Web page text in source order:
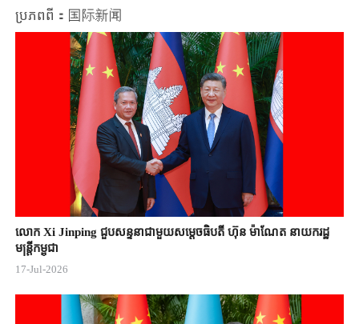
ប្រភពពី：国际新闻
លោក Xi Jinping ជួបសន្ទនាជាមួយសម្តេចធិបតី ហ៊ុន ម៉ាណែត នាយករដ្ឋ
មន្ត្រីកម្ពុជា
17-Jul-2026